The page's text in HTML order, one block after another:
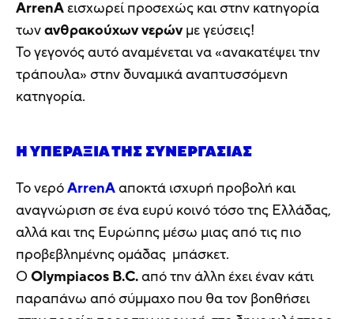
ArrenAεισχωρεί προσεχώς και στην κατηγορία
τωνανθρακούχωννερών με γεύσεις!
Το γεγονός αυτό αναμένεται να «ανακατέψει την
τράπουλα» στην δυναμικά αναπτυσσόμενη
κατηγορία.
Η ΥΠΕΡΑΞΊΑ ΤΗΣ ΣΥΝΕΡΓΑΣΊΑΣ
Το νερόArrenAαποκτά ισχυρή προβολή και
αναγνώριση σε ένα ευρύ κοινό τόσο της Ελλάδας,
αλλά και της Ευρώπης μέσω μιας από τις πιο
προβεβλημένης ομάδας μπάσκετ.
ΟOlympiacos B.C.από την άλλη έχει έναν κάτι
παραπάνω από σύμμαχο που θα τον βοηθήσει